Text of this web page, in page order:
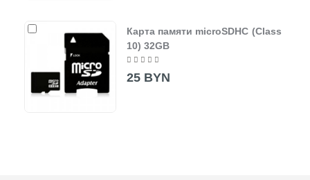
Карта памяти microSDHC (Class
10) 32GB
25 BYN